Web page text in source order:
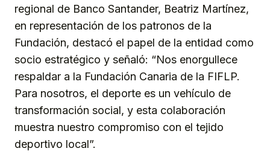
regional de Banco Santander, Beatriz Martínez,
en representación de los patronos de la
Fundación, destacó el papel de la entidad como
socio estratégico y señaló: “Nos enorgullece
respaldar a la Fundación Canaria de la FIFLP.
Para nosotros, el deporte es un vehículo de
transformación social, y esta colaboración
muestra nuestro compromiso con el tejido
deportivo local”.